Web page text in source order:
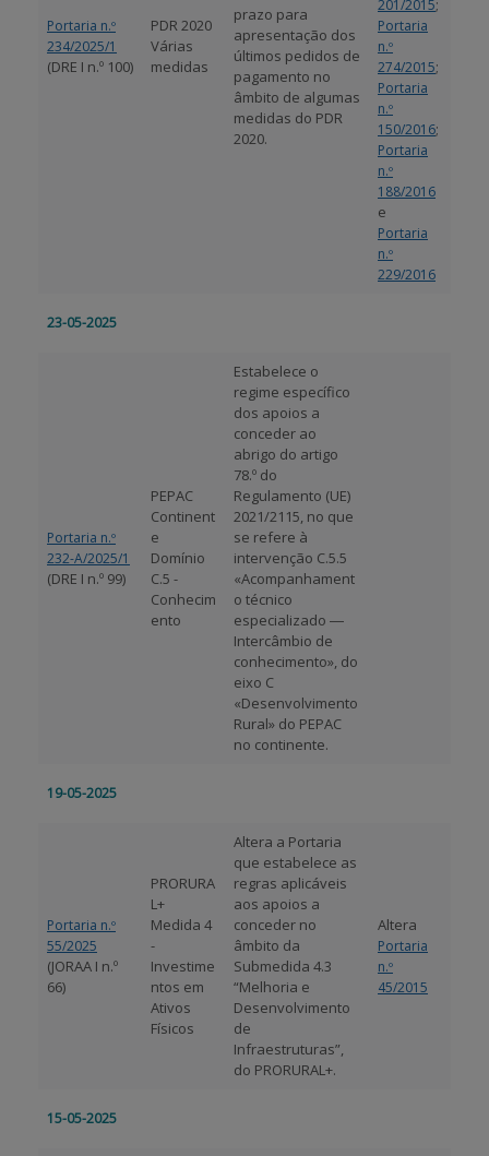
Portaria n.º
234/2025/1
(DRE I n.º 100)
PDR 2020
Várias
medidas
prazo para
apresentação dos
últimos pedidos de
pagamento no
âmbito de algumas
medidas do PDR
2020.
201/2015;
Portaria
n.º
274/2015;
Portaria
n.º
150/2016;
Portaria
n.º
188/2016
e
Portaria
n.º
229/2016
23-05-2025
Portaria n.º
232-A/2025/1
(DRE I n.º 99)
PEPAC
Continent
e
Domínio
C.5 -
Conhecim
ento
Estabelece o
regime específico
dos apoios a
conceder ao
abrigo do artigo
78.º do
Regulamento (UE)
2021/2115, no que
se refere à
intervenção C.5.5
«Acompanhament
o técnico
especializado ―
Intercâmbio de
conhecimento», do
eixo C
«Desenvolvimento
Rural» do PEPAC
no continente.
19-05-2025
Portaria n.º
55/2025
(JORAA I n.º
66)
PRORURA
L+
Medida 4
-
Investime
ntos em
Ativos
Físicos
Altera a Portaria
que estabelece as
regras aplicáveis
aos apoios a
conceder no
âmbito da
Submedida 4.3
“Melhoria e
Desenvolvimento
de
Infraestruturas”,
do PRORURAL+.
Altera
Portaria
n.º
45/2015
15-05-2025